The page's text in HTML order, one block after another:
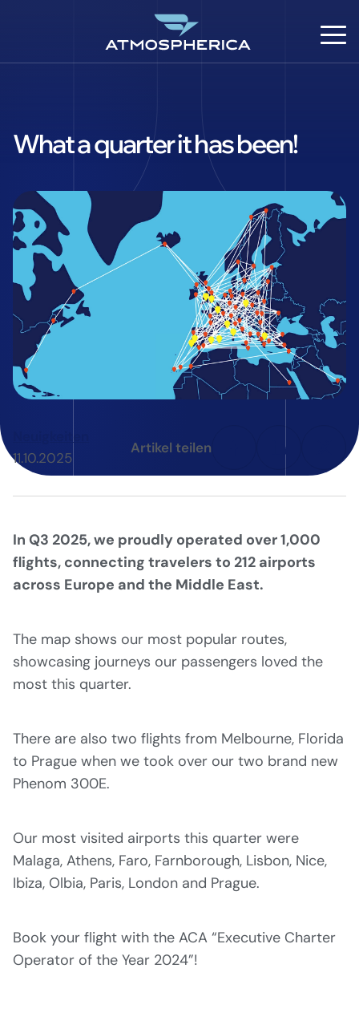
What a quarter it has been!
11.10.2025
Artikel teilen
In Q3 2025, we proudly operated over 1,000
flights, connecting travelers to 212 airports
across Europe and the Middle East.
The map shows our most popular routes,
showcasing journeys our passengers loved the
most this quarter.
There are also two flights from Melbourne, Florida
to Prague when we took over our two brand new
Phenom 300E.
Our most visited airports this quarter were
Malaga, Athens, Faro, Farnborough, Lisbon, Nice,
Ibiza, Olbia, Paris, London and Prague.
Book your flight with the ACA “Executive Charter
Operator of the Year 2024”!